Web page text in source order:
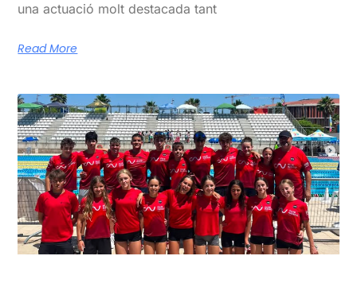
una actuació molt destacada tant
Read More